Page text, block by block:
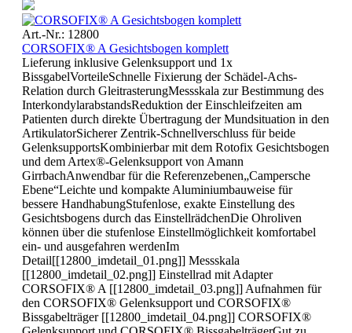
Art.-Nr.: 12800
CORSOFIX® A Gesichtsbogen komplett
Lieferung inklusive Gelenksupport und 1x
BissgabelVorteileSchnelle Fixierung der Schädel-Achs-
Relation durch GleitrasterungMessskala zur Bestimmung des
InterkondylarabstandsReduktion der Einschleifzeiten am
Patienten durch direkte Übertragung der Mundsituation in den
ArtikulatorSicherer Zentrik-Schnellverschluss für beide
Gelenk­supportsKombinierbar mit dem Rotofix Gesichtsbogen
und dem Artex®-Gelenksupport von Amann
GirrbachAnwendbar für die Referenzebenen„Campersche
Ebene“Leichte und kompakte Aluminiumbauweise für
bessere HandhabungStufenlose, exakte Einstellung des
Gesichtsbogens durch das EinstellrädchenDie Ohroliven
können über die stufenlose Einstellmöglichkeit komfortabel
ein- und ausgefahren werdenIm
Detail[[12800_imdetail_01.png]] Messskala
[[12800_imdetail_02.png]] Einstellrad mit Adapter
CORSOFIX® A [[12800_imdetail_03.png]] Aufnahmen für
den CORSOFIX® Gelenksupport und CORSOFIX®
Bissgabelträger [[12800_imdetail_04.png]] CORSOFIX®